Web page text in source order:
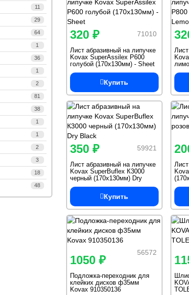
11
29
64
1
36
1
2
81
38
1
1
2
3
18
48
71010
320 ₽
Лист абразивный на липучке
Kovax SuperAssilex P600
голубой (170х130мм) - Sheet
Купить
59921
350 ₽
Лист абразивный на липучке
Kovax SuperBuflex К3000
черный (170х130мм) Dry
Black
Купить
56572
1050 ₽
Подложка-переходник для
клейких дисков ф35мм
Kovax 910350136